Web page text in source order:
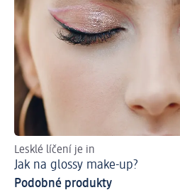
Lesklé líčení je in
Jak na glossy make-up?
Podobné produkty